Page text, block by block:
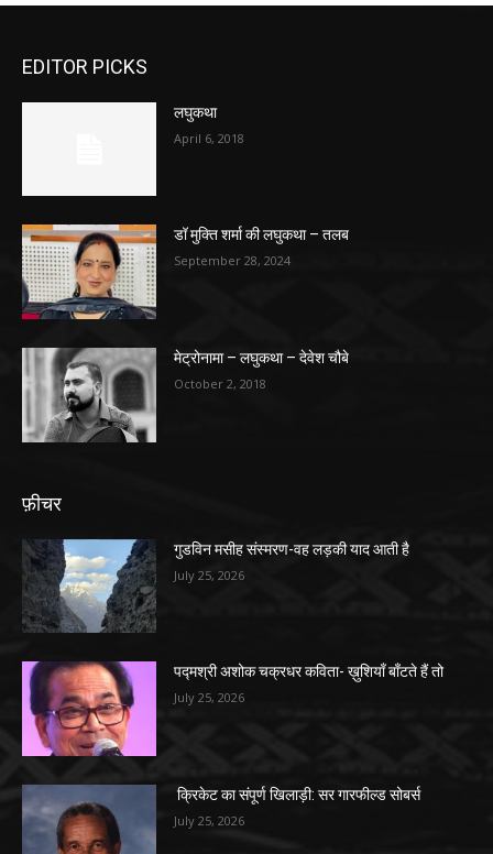
EDITOR PICKS
लघुकथा
April 6, 2018
डॉ मुक्ति शर्मा की लघुकथा – तलब
September 28, 2024
मेट्रोनामा – लघुकथा – देवेश चौबे
October 2, 2018
फ़ीचर
गुडविन मसीह संस्मरण-वह लड़की याद आती है
July 25, 2026
पद्मश्री अशोक चक्रधर कविता- ख़ुशियाँ बाँटते हैं तो
July 25, 2026
क्रिकेट का संपूर्ण खिलाड़ी: सर गारफील्ड सोबर्स
July 25, 2026